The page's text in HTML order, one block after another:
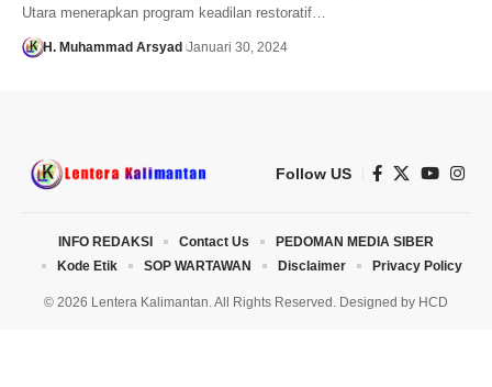
Utara menerapkan program keadilan restoratif…
H. Muhammad Arsyad Januari 30, 2024
Follow US
© 2026 Lentera Kalimantan. All Rights Reserved. Designed by HCD
INFO REDAKSI Contact Us
PEDOMAN MEDIA SIBER
Kode Etik
SOP WARTAWAN Disclaimer Privacy Policy